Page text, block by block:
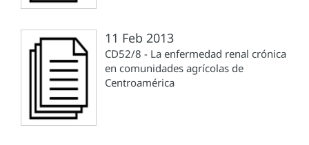
11 Feb 2013
CD52/8 - La enfermedad renal crónica
en comunidades agrícolas de
Centroamérica